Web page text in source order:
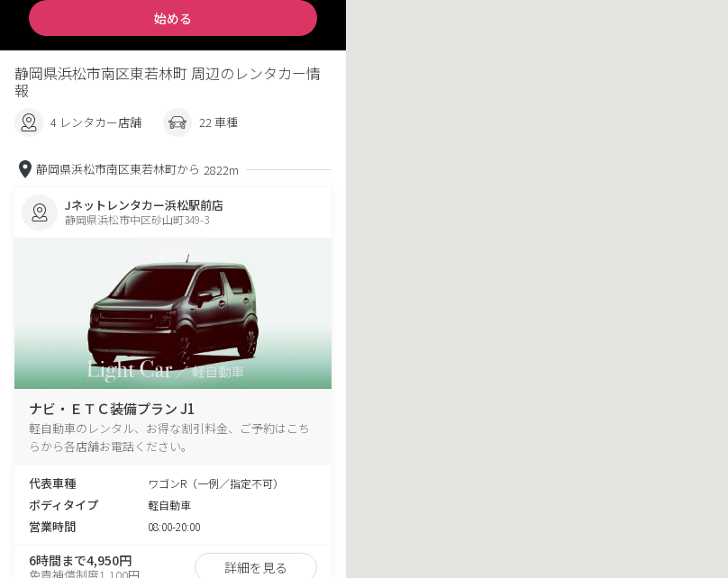
始める
静岡県浜松市南区東若林町 周辺のレンタカー情
報
4 レンタカー店舗 22 車種
静岡県浜松市南区東若林町から 2822m
Jネットレンタカー浜松駅前店
静岡県浜松市中区砂山町349-3
ナビ・ＥＴＣ装備プラン J1
軽自動車のレンタル、お得な割引料金、ご予約はこち
らから各店舗お電話ください。
代表車種 ワゴンR（一例／指定不可）
ボディタイプ 軽自動車
営業時間 08:00-20:00
6時間まで4,950円
免責補償制度1,100円 詳細を見る